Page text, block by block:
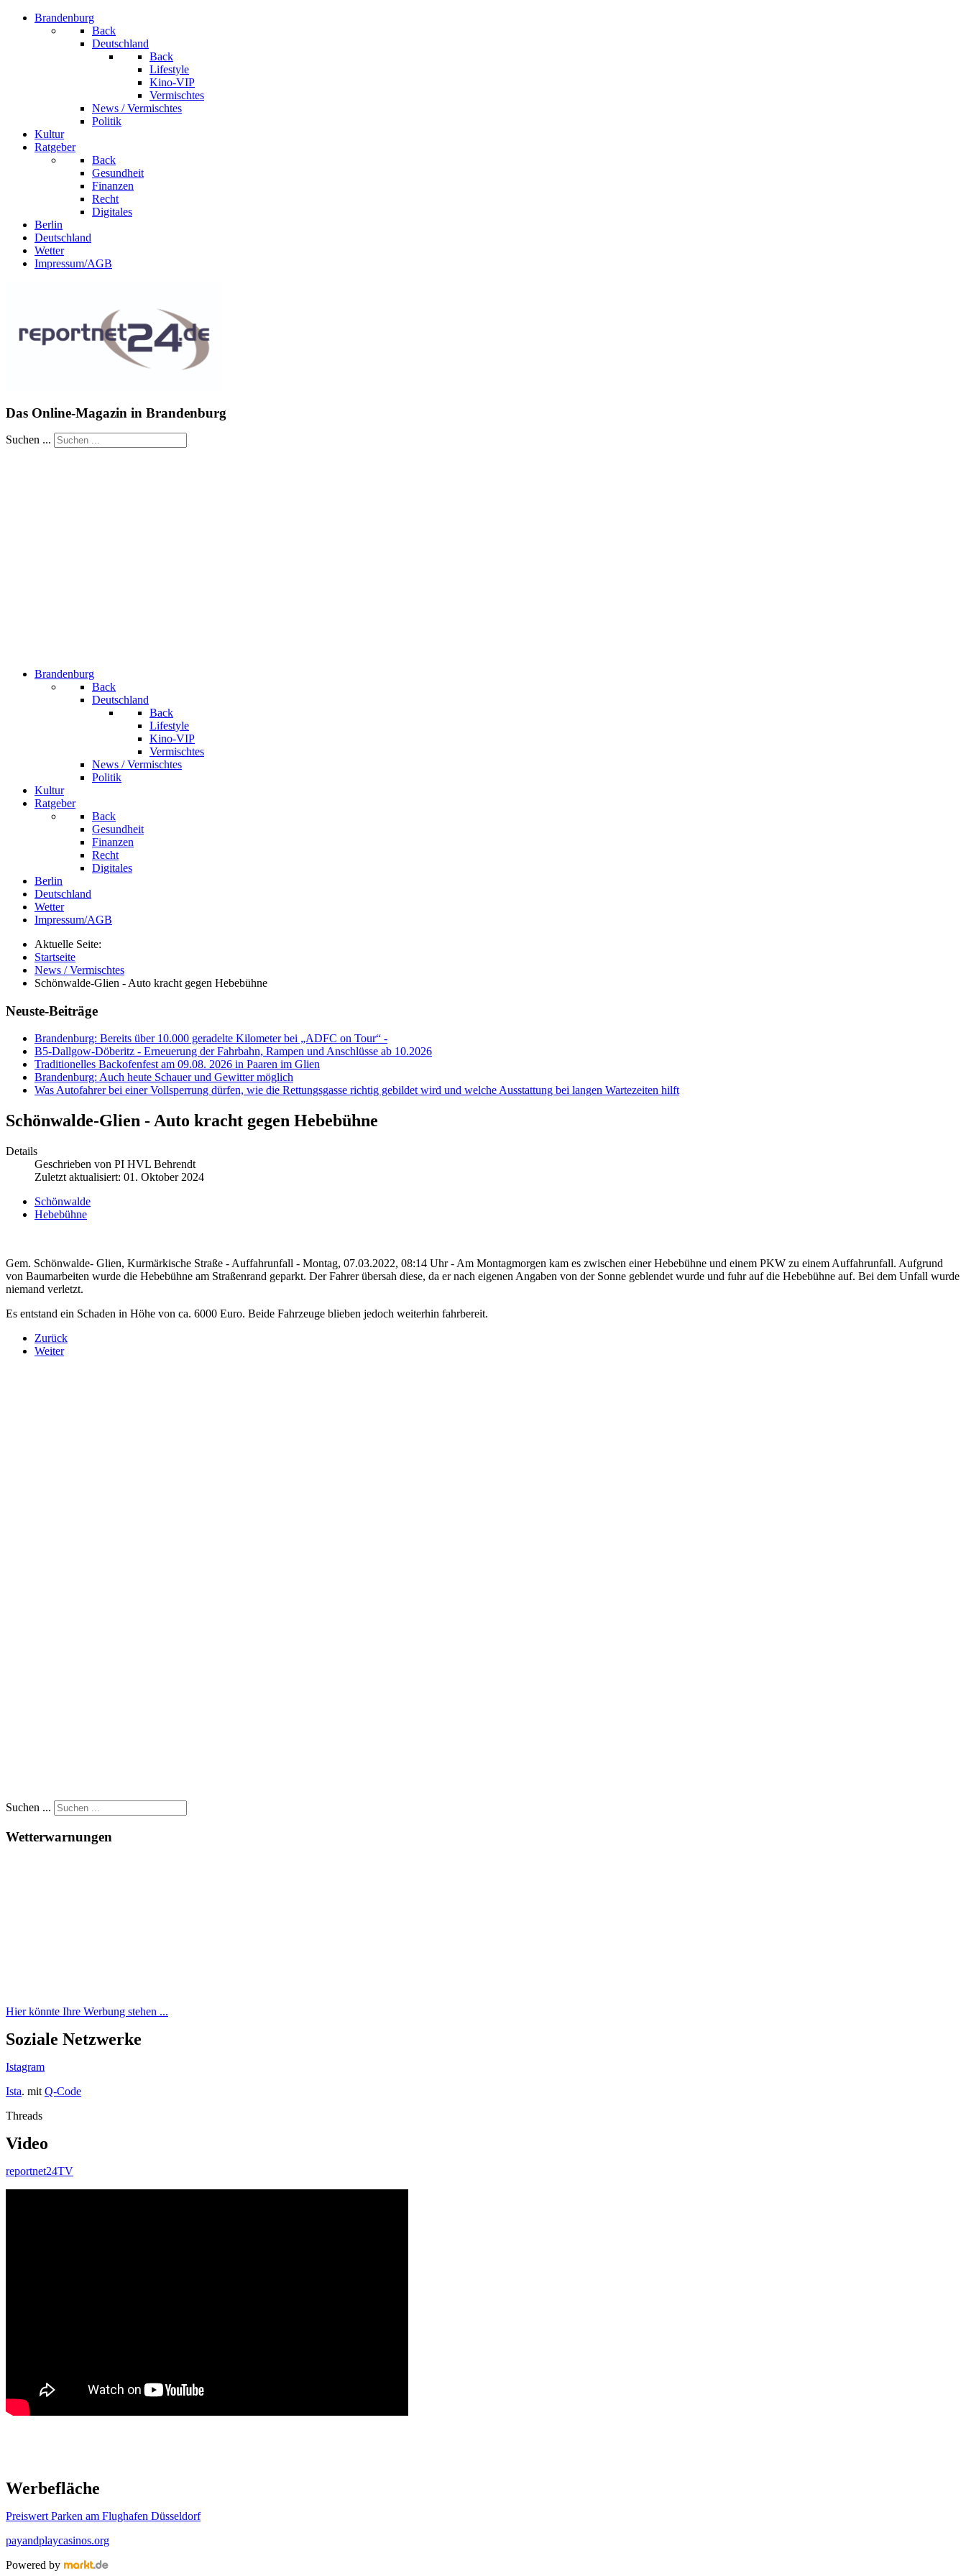
Brandenburg
Back
Deutschland
Back
Lifestyle
Kino-VIP
Vermischtes
News / Vermischtes
Politik
Kultur
Ratgeber
Back
Gesundheit
Finanzen
Recht
Digitales
Berlin
Deutschland
Wetter
Impressum/AGB
Das Online-Magazin in Brandenburg
Suchen ...
Brandenburg
Back
Deutschland
Back
Lifestyle
Kino-VIP
Vermischtes
News / Vermischtes
Politik
Kultur
Ratgeber
Back
Gesundheit
Finanzen
Recht
Digitales
Berlin
Deutschland
Wetter
Impressum/AGB
Aktuelle Seite:
Startseite
News / Vermischtes
Schönwalde-Glien - Auto kracht gegen Hebebühne
Neuste-Beiträge
Brandenburg: Bereits über 10.000 geradelte Kilometer bei „ADFC on Tour“ -
B5-Dallgow-Döberitz - Erneuerung der Fahrbahn, Rampen und Anschlüsse ab 10.2026
Traditionelles Backofenfest am 09.08. 2026 in Paaren im Glien
Brandenburg: Auch heute Schauer und Gewitter möglich
Was Autofahrer bei einer Vollsperrung dürfen, wie die Rettungsgasse richtig gebildet wird und welche Ausstattung bei langen Wartezeiten hilft
Schönwalde-Glien - Auto kracht gegen Hebebühne
Details
Geschrieben von PI HVL Behrendt
Zuletzt aktualisiert: 01. Oktober 2024
Schönwalde
Hebebühne
Gem. Schönwalde- Glien, Kurmärkische Straße - Auffahrunfall - Montag, 07.03.2022, 08:14 Uhr - Am Montagmorgen kam es zwischen einer Hebebühne und einem PKW zu einem Auffahrunfall. Aufgrund
von Baumarbeiten wurde die Hebebühne am Straßenrand geparkt. Der Fahrer übersah diese, da er nach eigenen Angaben von der Sonne geblendet wurde und fuhr auf die Hebebühne auf. Bei dem Unfall wurde
niemand verletzt.
Es entstand ein Schaden in Höhe von ca. 6000 Euro. Beide Fahrzeuge blieben jedoch weiterhin fahrbereit.
Zurück
Weiter
Suchen ...
Wetterwarnungen
Hier könnte Ihre Werbung stehen ...
Soziale Netzwerke
Istagram
Ista. mit Q-Code
Threads
Video
reportnet24TV
Werbefläche
Preiswert Parken am Flughafen Düsseldorf
payandplaycasinos.org
Powered by